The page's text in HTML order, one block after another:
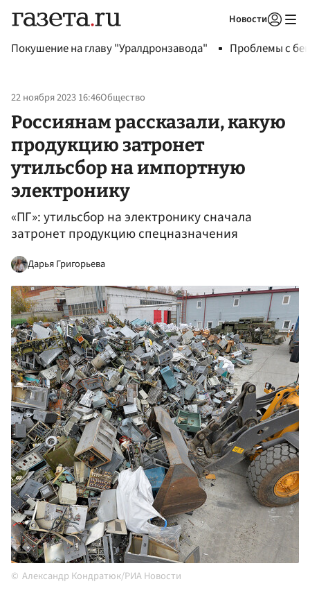
Новости
Покушение на главу "Уралдронзавода" Проблемы с
22 ноября 2023 16:46Общество
Россиянам рассказали, какую
продукцию затронет
утильсбор на импортную
электронику
«ПГ»: утильсбор на электронику сначала
затронет продукцию спецназначения
Дарья Григорьева
Александр Кондратюк/РИА Новости